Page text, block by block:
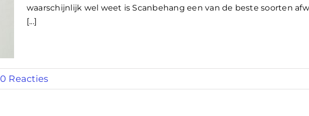
waarschijnlijk wel weet is Scanbehang een van de beste soorten
[...]
0 Reacties